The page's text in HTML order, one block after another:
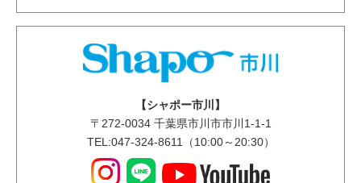
【シャポー市川】
〒 272-0034千葉県市川市市川1-1-1
TEL:047-324-8611（10:00～20:30）